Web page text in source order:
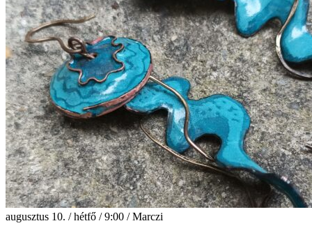
augusztus 10. / hétfő / 9:00 / Marczi